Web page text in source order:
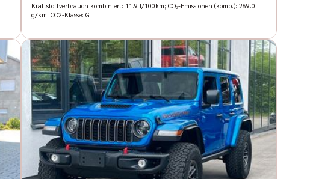
Kraftstoffverbrauch kombiniert: 11.9 l/100km; CO₂-Emissionen (komb.): 269.0
g/km; CO2-Klasse: G